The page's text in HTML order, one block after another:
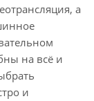
а
на всё и
и